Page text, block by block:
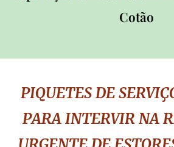
Cotão
PIQUETES DE
PARA INTERVIR NA